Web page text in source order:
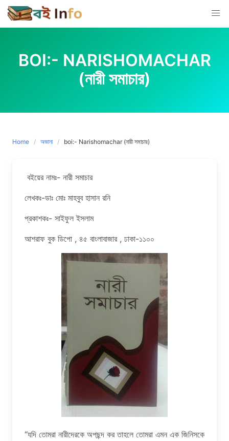
Skip
to
content
BOI:- NARISHOMACHAR
(নারী সমাচার)
Home অজানা boi:- Narishomachar (নারী সমাচার)
বইয়ের নামঃ- নারী সমাচার
লেখকঃ-ডাঃ মোঃ মাহবুব হাসান রনি
প্রকাশকঃ- সাইফুল ইসলাম
আশরাফ বুক ডিপো , ৪৫ বাংলাবাজার , ঢাকা-১১০০
“যদি তোমরা নারীদেরকে অপছন্দ কর তাহলে তোমরা এমন এক জিনিসকে